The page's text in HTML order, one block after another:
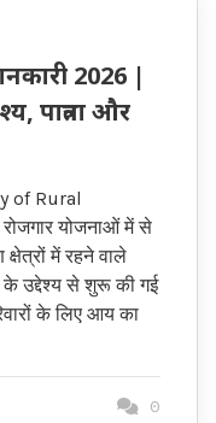
2026 |
पात्रता और
of Rural
योजनाओं में से
में रहने वाले
के उद्देश्य से शुरू की गई
के लिए आय का
0